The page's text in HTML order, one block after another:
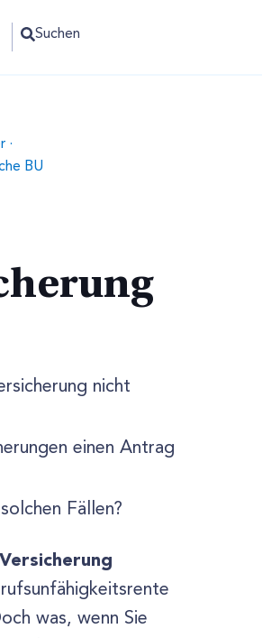
Suchen
·
BU
nicht
einen Antrag
Fällen?
was, wenn Sie